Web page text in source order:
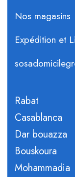
Nos magasins
Expédition et
Rabat
Casablanca
Dar bouazza
Bouskoura
Mohammadia